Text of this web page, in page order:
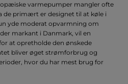
varmepumper mangler ofte
de primært er designet til at køle i
yde moderat opvarmning om
markant i Danmark, vil en
at opretholde den ønskede
bliver øget strømforbrug og
hvor du har mest brug for